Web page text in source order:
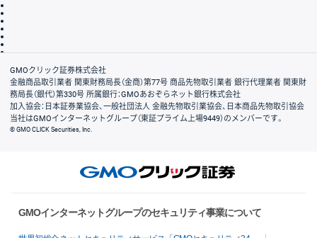
会社案内
GMOクリック証券株式会社
金融商品取引業者 関東財務局長（金商）第77号 商品先物取引業者 銀行代理業者 関東財
務局長（銀代）第330号 所属銀行：GMOあおぞらネット銀行株式会社
加入協会：日本証券業協会、一般社団法人 金融先物取引業協会、日本商品先物取引協会
当社はGMOインターネットグループ（東証プライム上場9449）のメンバーです。
© GMO CLICK Securities, Inc.
GMOインターネットグループのセキュリティ事業について